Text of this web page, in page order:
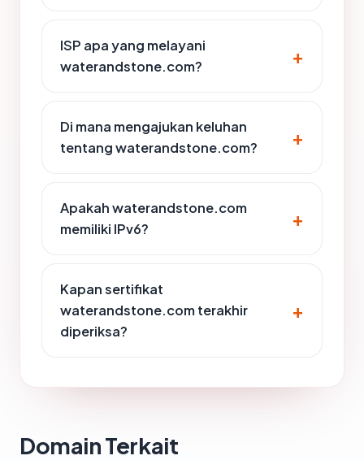
ISP apa yang melayani
waterandstone.com?
Di mana mengajukan keluhan
tentang waterandstone.com?
Apakah waterandstone.com
memiliki IPv6?
Kapan sertifikat
waterandstone.com terakhir
diperiksa?
Domain Terkait